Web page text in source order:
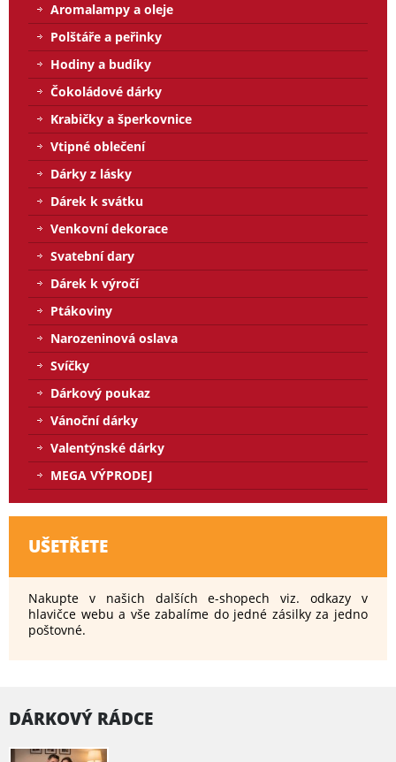
Aromalampy a oleje
Polštáře a peřinky
Hodiny a budíky
Čokoládové dárky
Krabičky a šperkovnice
Vtipné oblečení
Dárky z lásky
Dárek k svátku
Venkovní dekorace
Svatební dary
Dárek k výročí
Ptákoviny
Narozeninová oslava
Svíčky
Dárkový poukaz
Vánoční dárky
Valentýnské dárky
MEGA VÝPRODEJ
UŠETŘETE
Nakupte v našich dalších e-shopech viz. odkazy v
hlavičce webu a vše zabalíme do jedné zásilky za jedno
poštovné.
DÁRKOVÝ RÁDCE